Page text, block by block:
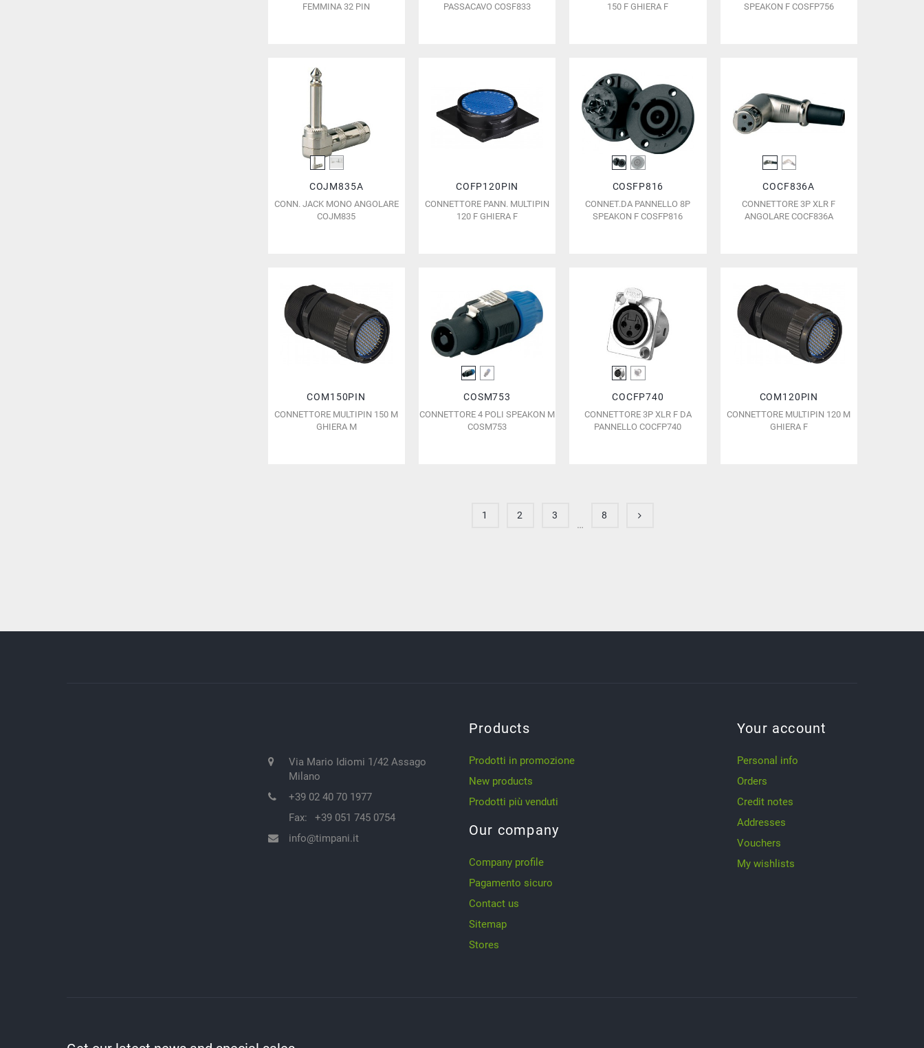
FEMMINA 32 PIN
PASSACAVO COSF833
150 F GHIERA F
SPEAKON F COSFP756
COJM835A
CONN. JACK MONO ANGOLARE
COJM835
COFP120PIN
CONNETTORE PANN. MULTIPIN
120 F GHIERA F
COSFP816
CONNET.DA PANNELLO 8P
SPEAKON F COSFP816
COCF836A
CONNETTORE 3P XLR F
ANGOLARE COCF836A
COM150PIN
CONNETTORE MULTIPIN 150 M
GHIERA M
COSM753
CONNETTORE 4 POLI SPEAKON M
COSM753
COCFP740
CONNETTORE 3P XLR F DA
PANNELLO COCFP740
COM120PIN
CONNETTORE MULTIPIN 120 M
GHIERA F
1 2 3
…
8
Via Mario Idiomi 1/42 Assago
Milano
+39 02 40 70 1977
Fax:
+39 051 745 0754
info@timpani.it
Products
Prodotti in promozione
New products
Prodotti più venduti
Our company
Company profile
Pagamento sicuro
Contact us
Sitemap
Stores
Your account
Personal info
Orders
Credit notes
Addresses
Vouchers
My wishlists